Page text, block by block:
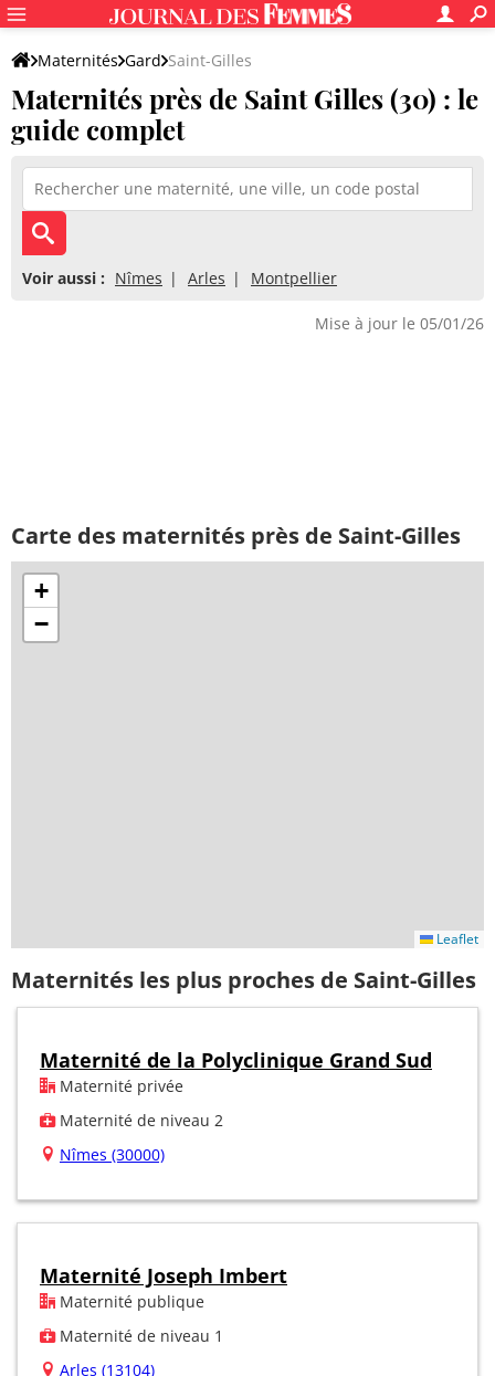
Maternités Gard Saint-Gilles
Maternités près de Saint Gilles (30) : le
guide complet
Voir aussi : Nîmes Arles Montpellier
Mise à jour le 05/01/26
Carte des maternités près de Saint-Gilles
+
−
Leaflet
Maternités les plus proches de Saint-Gilles
Maternité de la Polyclinique Grand Sud
Maternité privée
Maternité de niveau 2
Nîmes (30000)
Maternité Joseph Imbert
Maternité publique
Maternité de niveau 1
Arles (13104)